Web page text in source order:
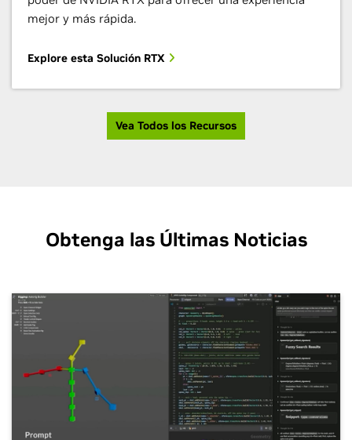
mejor y más rápida.
Explore esta Solución RTX
Vea Todos los Recursos
Obtenga las Últimas Noticias